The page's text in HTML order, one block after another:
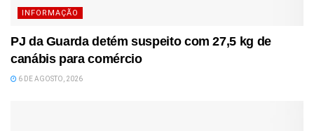
INFORMAÇÃO
PJ da Guarda detém suspeito com 27,5 kg de
canábis para comércio
6 DE AGOSTO, 2026